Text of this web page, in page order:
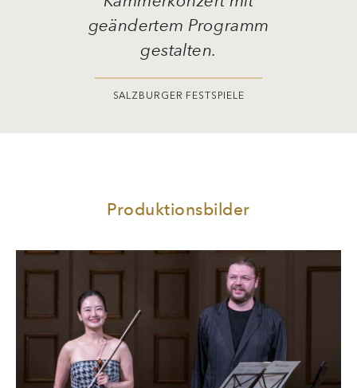
geändertem Programm
gestalten.
SALZBURGER FESTSPIELE
Produktionsbilder